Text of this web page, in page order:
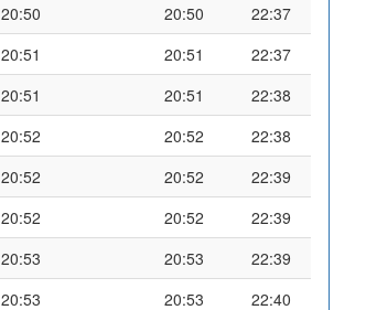
20:50 20:50
22:37
20:51 20:51
22:37
20:51 20:51
22:38
20:52 20:52
22:38
20:52 20:52
22:39
20:52 20:52
22:39
20:53 20:53
22:39
20:53 20:53
22:40